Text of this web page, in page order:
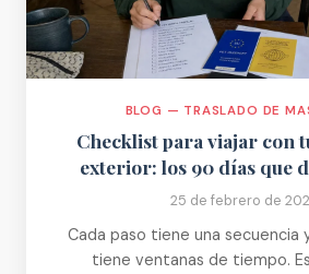
BLOG — TRASLADO DE
Checklist para viajar con
exterior: los 90 días que
25 de febrero de
Cada paso tiene una secuencia
tiene ventanas de tiempo.